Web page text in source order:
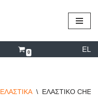
0 EL
ΕΛΑΣΤΙΚΑ \ ΕΛΑΣΤΙΚΟ